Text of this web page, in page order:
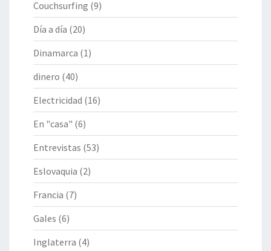
Couchsurfing (9)
Día a día (20)
Dinamarca (1)
dinero (40)
Electricidad (16)
En "casa" (6)
Entrevistas (53)
Eslovaquia (2)
Francia (7)
Gales (6)
Inglaterra (4)